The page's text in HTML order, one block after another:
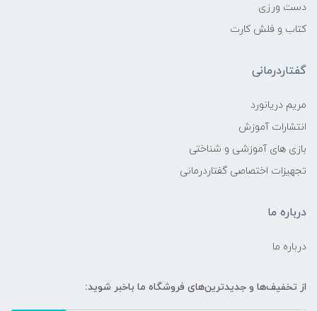
دست ورزی
کتاب و فلش کارت
گفتاردرمانی
مریم دریانورد
انتشارات آموزش
بازی های آموزشی و شناختی
تجهیزات اختصاصی گفتاردرمانی
درباره ما
درباره ما
از تخفیف‌ها و جدیدترین‌های فروشگاه ما باخبر شوید: